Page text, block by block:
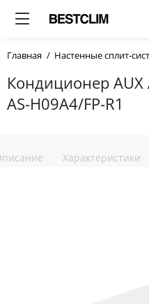
Главная Настенные сплит-
Кондиционер AUX
AS-H09A4/FP-R1
Характеристики